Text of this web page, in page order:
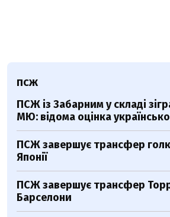
ПСЖ
ПСЖ із Забарним у складі
МЮ: відома оцінка
ПСЖ завершує трансфер
Японії
ПСЖ завершує трансфер
Барселони